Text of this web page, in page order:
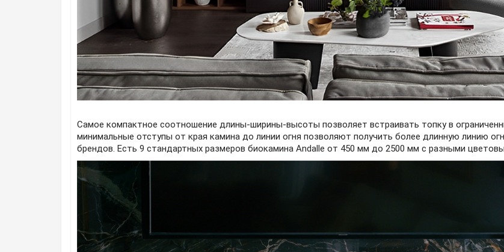
Самое компактное соотношение длины-ширины-высоты позволяет встраивать топку в
минимальные отступы от края камина до линии огня позволяют получить более длинную линию
брендов. Есть 9 стандартных размеров биокамина Andalle от 450 мм до 2500 мм с разными